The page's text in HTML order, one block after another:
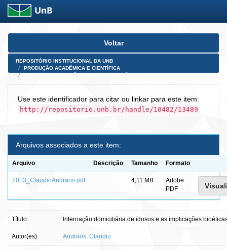
Skip
Voltar
REPOSITÓRIO INSTITUCIONAL DA UNB
PRODUÇÃO ACADÊMICA E CIENTÍFICA
Use este identificador para citar ou linkar para este item:
http://repositorio.unb.br/handle/10482/13489
Arquivos associados a este item:
Arquivo Descrição Tamanho Formato
2013_ClaudioAndraos.pdf 4,11 MB
Adobe
PDF
Título: Internação domiciliária de idosos e as implicações
Autor(es): Andraos, Cláudio